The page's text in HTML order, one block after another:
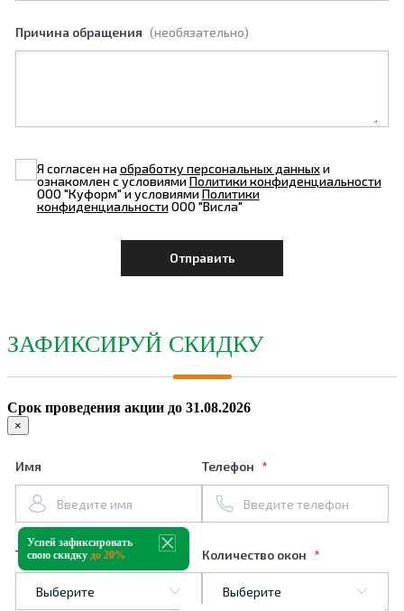
Причина обращения (необязательно)
Я согласен наобработку персональных данныхи
ознакомлен с условиямиПолитики конфиденциальности
ООО "Куформ" и условиямиПолитики
конфиденциальностиООО "Висла"
ЗАФИКСИРУЙ СКИДКУ
Срок проведения акции до 31.08.2026
×
Имя Телефон
Тип профиля Количество окон
Успей зафиксировать
свою скидку до 20%